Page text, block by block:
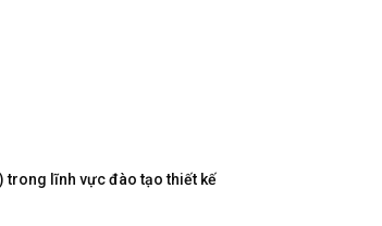
trong lĩnh vực đào tạo thiết kế